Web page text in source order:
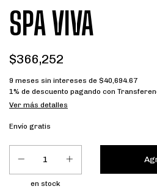
SPA VIVA
$366,252
9 meses sin intereses de $40,694.67
1% de descuento pagando con
Ver más detalles
Envío gratis
en stock